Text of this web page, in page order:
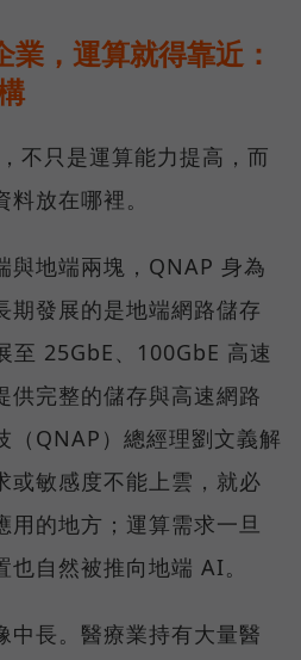
，運算就得靠近：
不只是運算能力提高，而
放在哪裡。
與地端兩塊，QNAP 身為
期發展的是地端網路儲存
至 25GbE、100GbE 高速
供完整的儲存與高速網路
（QNAP）總經理劉文義解
或敏感度不能上雲，就必
用的地方；運算需求一旦
自然被推向地端 AI。
中長。醫療業持有大量醫